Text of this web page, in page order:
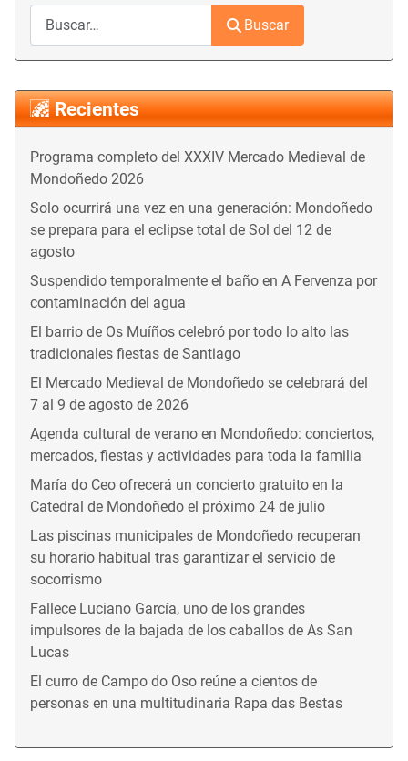
Buscar
Recientes
Programa completo del XXXIV Mercado Medieval de
Mondoñedo 2026
Solo ocurrirá una vez en una generación: Mondoñedo
se prepara para el eclipse total de Sol del 12 de
agosto
Suspendido temporalmente el baño en A Fervenza por
contaminación del agua
El barrio de Os Muíños celebró por todo lo alto las
tradicionales fiestas de Santiago
El Mercado Medieval de Mondoñedo se celebrará del
7 al 9 de agosto de 2026
Agenda cultural de verano en Mondoñedo: conciertos,
mercados, fiestas y actividades para toda la familia
María do Ceo ofrecerá un concierto gratuito en la
Catedral de Mondoñedo el próximo 24 de julio
Las piscinas municipales de Mondoñedo recuperan
su horario habitual tras garantizar el servicio de
socorrismo
Fallece Luciano García, uno de los grandes
impulsores de la bajada de los caballos de As San
Lucas
El curro de Campo do Oso reúne a cientos de
personas en una multitudinaria Rapa das Bestas